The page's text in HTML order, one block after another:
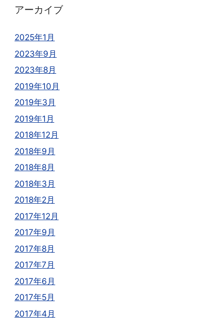
アーカイブ
2025年1月
2023年9月
2023年8月
2019年10月
2019年3月
2019年1月
2018年12月
2018年9月
2018年8月
2018年3月
2018年2月
2017年12月
2017年9月
2017年8月
2017年7月
2017年6月
2017年5月
2017年4月